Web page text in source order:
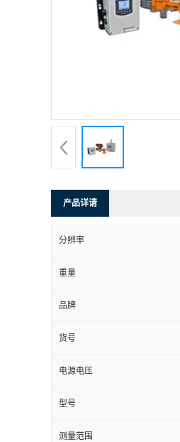
产品详请
分辨率
重量
品牌
货号
电源电压
型号
测量范围